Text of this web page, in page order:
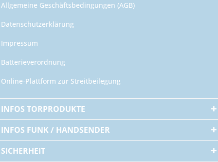
Allgemeine Geschäftsbedingungen (AGB)
Datenschutzerklärung
Impressum
Batterieverordnung
Online-Plattform zur Streitbeilegung
INFOS TORPRODUKTE
INFOS FUNK / HANDSENDER
SICHERHEIT